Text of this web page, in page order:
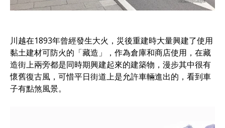
川越在1893年曾經發生大火，災後重建時大量興建了使用
黏土建材可防火的「藏造」，作為倉庫和商店使用，在藏
造街上兩旁都是同時期興建起來的建築物，漫步其中很有
懷舊復古風，可惜平日街道上是允許車輛進出的，看到車
子有點煞風景。